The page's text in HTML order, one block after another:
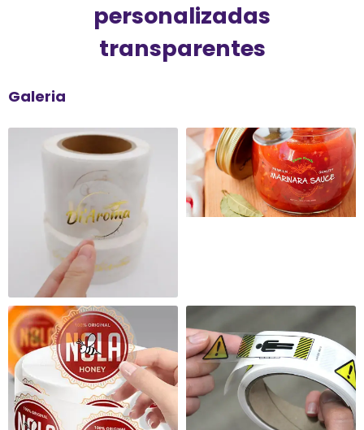
personalizadas
transparentes
Galeria